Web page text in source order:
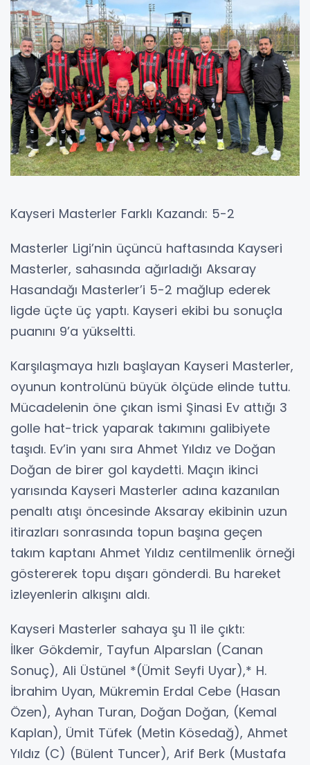
Kayseri Masterler Farklı Kazandı: 5-2
Masterler Ligi’nin üçüncü haftasında Kayseri
Masterler, sahasında ağırladığı Aksaray
Hasandağı Masterler’i 5-2 mağlup ederek
ligde üçte üç yaptı. Kayseri ekibi bu sonuçla
puanını 9’a yükseltti.
Karşılaşmaya hızlı başlayan Kayseri Masterler,
oyunun kontrolünü büyük ölçüde elinde tuttu.
Mücadelenin öne çıkan ismi Şinasi Ev attığı 3
golle hat-trick yaparak takımını galibiyete
taşıdı. Ev’in yanı sıra Ahmet Yıldız ve Doğan
Doğan de birer gol kaydetti. Maçın ikinci
yarısında Kayseri Masterler adına kazanılan
penaltı atışı öncesinde Aksaray ekibinin uzun
itirazları sonrasında topun başına geçen
takım kaptanı Ahmet Yıldız centilmenlik örneği
göstererek topu dışarı gönderdi. Bu hareket
izleyenlerin alkışını aldı.
Kayseri Masterler sahaya şu 11 ile çıktı:
İlker Gökdemir, Tayfun Alparslan (Canan
Sonuç), Ali Üstünel *(Ümit Seyfi Uyar),* H.
İbrahim Uyan, Mükremin Erdal Cebe (Hasan
Özen), Ayhan Turan, Doğan Doğan, (Kemal
Kaplan), Ümit Tüfek (Metin Kösedağ), Ahmet
Yıldız (C) (Bülent Tuncer), Arif Berk (Mustafa